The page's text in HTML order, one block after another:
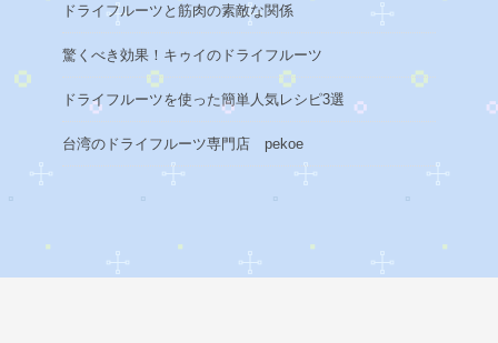
ドライフルーツと筋肉の素敵な関係
驚くべき効果！キゥイのドライフルーツ
ドライフルーツを使った簡単人気レシピ3選
台湾のドライフルーツ専門店 pekoe